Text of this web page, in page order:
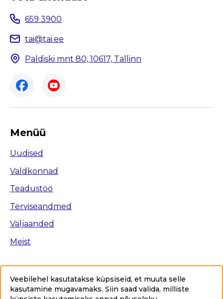
659 3900
tai@tai.ee
Paldiski mnt 80, 10617, Tallinn
Menüü
Uudised
Valdkonnad
Teadustöö
Terviseandmed
Väljaanded
Meist
Ligipääsetavus
Veebilehel kasutatakse küpsiseid, et muuta selle
kasutamine mugavamaks. Siin saad valida, milliste